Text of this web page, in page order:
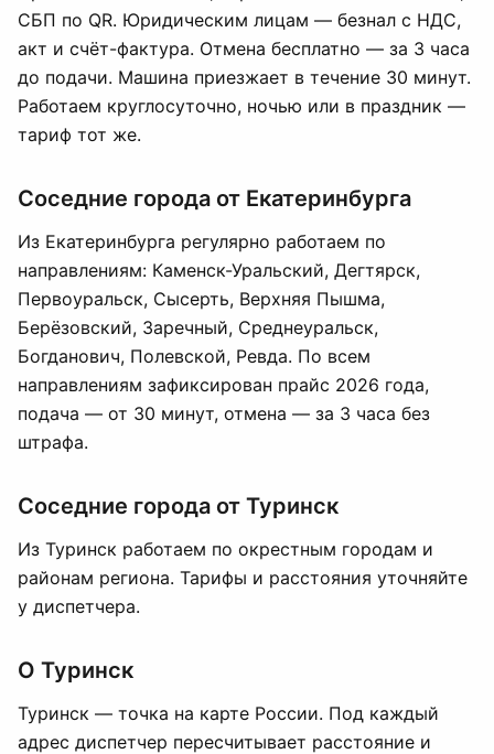
СБП по QR. Юридическим лицам — безнал с НДС,
акт и счёт-фактура. Отмена бесплатно — за 3 часа
до подачи. Машина приезжает в течение 30 минут.
Работаем круглосуточно, ночью или в праздник —
тариф тот же.
Соседние города от Екатеринбурга
Из Екатеринбурга регулярно работаем по
направлениям: Каменск-Уральский, Дегтярск,
Первоуральск, Сысерть, Верхняя Пышма,
Берёзовский, Заречный, Среднеуральск,
Богданович, Полевской, Ревда. По всем
направлениям зафиксирован прайс 2026 года,
подача — от 30 минут, отмена — за 3 часа без
штрафа.
Соседние города от Туринск
Из Туринск работаем по окрестным городам и
районам региона. Тарифы и расстояния уточняйте
у диспетчера.
О Туринск
Туринск — точка на карте России. Под каждый
адрес диспетчер пересчитывает расстояние и